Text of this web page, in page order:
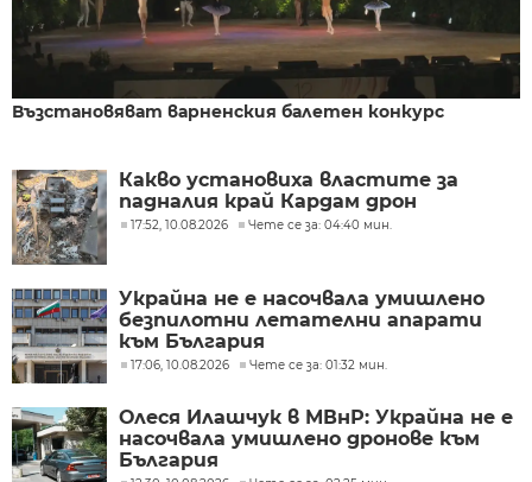
Възстановяват варненския балетен конкурс
Какво установиха властите за
падналия край Кардам дрон
17:52, 10.08.2026 Чете се за: 04:40 мин.
Украйна не е насочвала умишлено
безпилотни летателни апарати
към България
17:06, 10.08.2026 Чете се за: 01:32 мин.
Олеся Илашчук в МВнР: Украйна не е
насочвала умишлено дронове към
България